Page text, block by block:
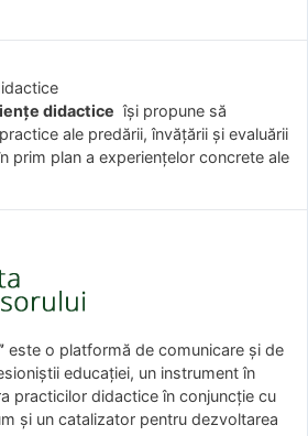
didactice îşi propune să
ale predării, învăţării şi evaluării
prim plan a experienţelor concrete ale
este o platformă de comunicare și de
educației, un instrument în
practicilor didactice în conjuncție cu
și un catalizator pentru dezvoltarea